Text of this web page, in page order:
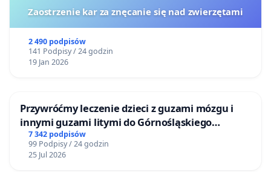
Zaostrzenie kar za znęcanie się nad zwierzętami
2 490 podpisów
141 Podpisy / 24 godzin
19 Jan 2026
Przywróćmy leczenie dzieci z guzami mózgu i
innymi guzami litymi do Górnośląskiego
Centrum Zdrowia Dziecka w Katowicach
7 342 podpisów
99 Podpisy / 24 godzin
25 Jul 2026